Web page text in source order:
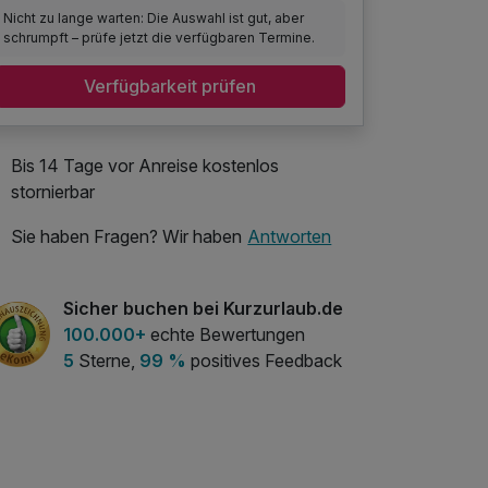
Nicht zu lange warten: Die Auswahl ist gut, aber
schrumpft – prüfe jetzt die verfügbaren Termine.
Verfügbarkeit prüfen
Bis 14 Tage vor Anreise kostenlos
stornierbar
Sie haben Fragen? Wir haben Antworten
Sicher buchen bei Kurzurlaub.de
100.000+ echte Bewertungen
5 Sterne, 99 % positives Feedback